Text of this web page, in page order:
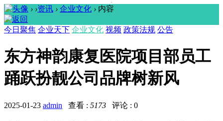
› ›资讯 › 企业文化 › 内容
今日聚焦 企业天下 企业文化 视频 政策法规 公告
东方神韵康复医院项目部员工
踊跃扮靓公司品牌树新风
2025-01-23 admin 查看 : 5173 评论 : 0